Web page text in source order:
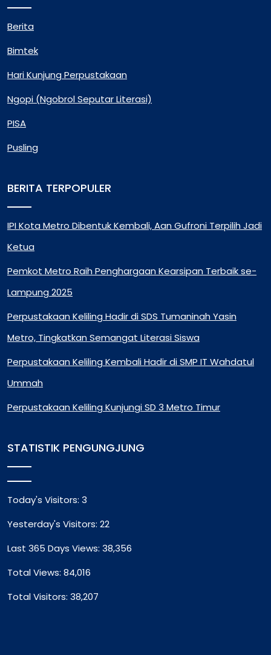
Berita
Bimtek
Hari Kunjung Perpustakaan
Ngopi (Ngobrol Seputar Literasi)
PISA
Pusling
BERITA TERPOPULER
IPI Kota Metro Dibentuk Kembali, Aan Gufroni Terpilih Jadi
Ketua
Pemkot Metro Raih Penghargaan Kearsipan Terbaik se-
Lampung 2025
Perpustakaan Keliling Hadir di SDS Tumaninah Yasin
Metro, Tingkatkan Semangat Literasi Siswa
Perpustakaan Keliling Kembali Hadir di SMP IT Wahdatul
Ummah
Perpustakaan Keliling Kunjungi SD 3 Metro Timur
STATISTIK PENGUNGJUNG
Today's Visitors: 3
Yesterday's Visitors: 22
Last 365 Days Views: 38,356
Total Views: 84,016
Total Visitors: 38,207